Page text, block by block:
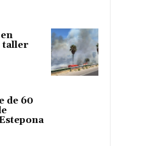
taller
de 60